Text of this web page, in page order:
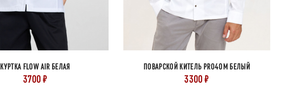
КУРТКА FLOW AIR БЕЛАЯ
3700 ₽
ПОВАРСКОЙ КИТЕЛЬ PRO40M БЕЛЫЙ
3300 ₽